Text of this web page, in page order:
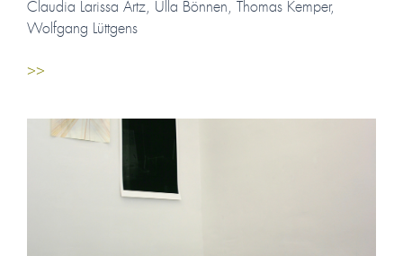
Claudia Larissa Artz, Ulla Bönnen, Thomas Kemper,
Wolfgang Lüttgens
>>